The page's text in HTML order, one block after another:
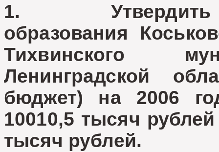
1. Утвердить
образования
Тихвинского
Ленинградской
бюджет) на 2006
10010,5 тысяч
тысяч рублей.